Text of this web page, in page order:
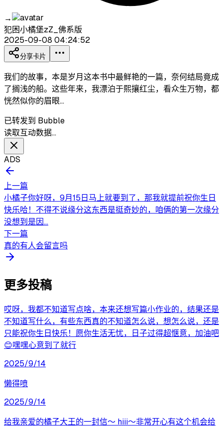
→
犯困小橘堡zZ_佛系版
2025-09-08 04:24:52
分享卡片
我们的故事，本是岁月这本书中最鲜艳的一篇，奈何结局竟成
了搁浅的船。这些年来，我漂泊于熙攘红尘，看众生万物，都
恍然似你的眉眼…
已转发到 Bubble
读取互动数据…
ADS
上一篇
小橘子你好呀，9月15日马上就要到了，那我就提前祝你生日
快乐哈！不得不说缘分这东西是挺奇妙的，咱俩的第一次缘分
没想到是因...
下一篇
真的有人会留言吗
更多投稿
哎呀，我都不知道写点啥，本来还想写篇小作业的，结果还是
不知道写什么，有些东西真的不知道怎么说，想怎么说，还是
只能祝你生日快乐！愿你生活无忧，日子过得超惬意，加油吧
😊嘿嘿心意到了就行
2025/9/14
懒得喷
2025/9/14
给我亲爱的橘子大王的一封信～ hiii～非常开心有这个机会给